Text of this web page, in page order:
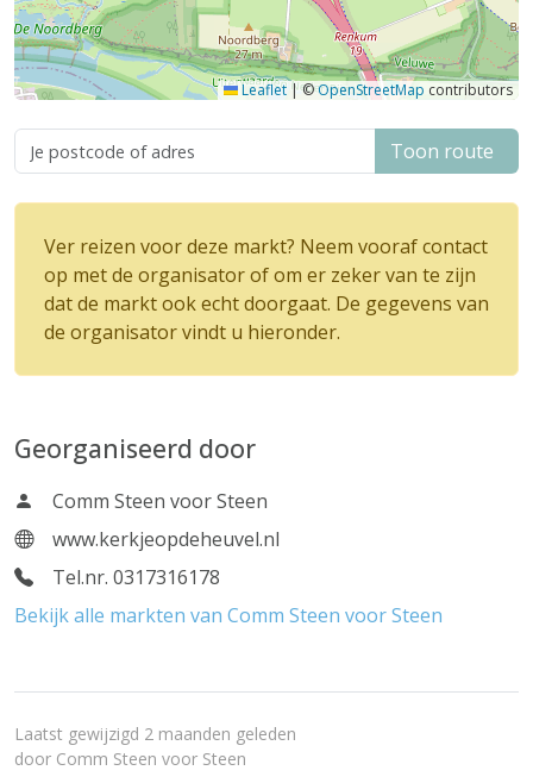
Leaflet |©OpenStreetMap contributors
Toon route
Ver reizen voor deze markt? Neem vooraf contact
op met de organisator of om er zeker van te zijn
dat de markt ook echt doorgaat. De gegevens van
de organisator vindt u hieronder.
Georganiseerd door
Comm Steen voor Steen
www.kerkjeopdeheuvel.nl
Tel.nr. 0317316178
Bekijk alle markten van Comm Steen voor Steen
Laatst gewijzigd 2 maanden geleden
door Comm Steen voor Steen